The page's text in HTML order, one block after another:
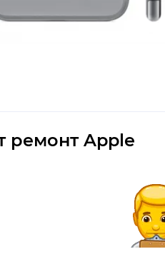
ремонт Apple